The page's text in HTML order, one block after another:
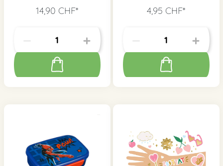
14,90 CHF*
4,95 CHF*